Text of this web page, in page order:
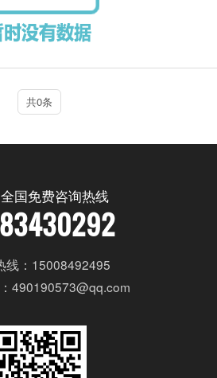
共0条
全国免费咨询热线
线：15008492495
490190573@qq.com